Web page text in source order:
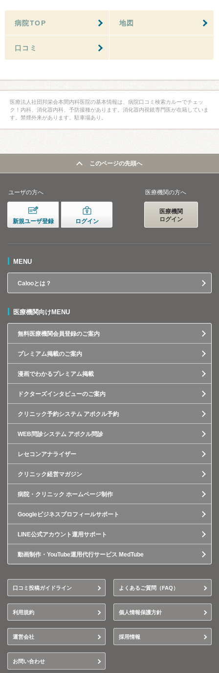
病院TOP 地図
口コミ
医療法人社団邦栄会本間内科医院の基本情報は、病院口コミ検索カルーでチェッ
ク！内科、消化器内科、予防接種があります。消化器内視鏡専門医が在籍していま
す。禁煙外来があります。駐車場あり。
このページの先頭へ
ユーザの方へ
新規ユーザ登録 ログイン
医療機関の方へ
医療機関
ログイン
MENU
Calooとは？
医療機関向けMENU
無料医療機関会員登録のご案内
プレミアム掲載のご案内
漫画でわかるプレミアム掲載
ドクターズインタビューのご案内
クリニック予約システム アポクル予約
WEB問診システム アポクル問診
レセコンアナライザー
クリニック経営マガジン
病院・クリニック ホームページ制作
Googleビジネスプロフィールサポート
LINE公式アカウント運用サポート
動画制作・YouTube運用代行サービス MedTube
口コミ投稿ガイドライン よくあるご質問（FAQ）
利用規約 個人情報保護方針
運営会社 採用情報
お問い合わせ